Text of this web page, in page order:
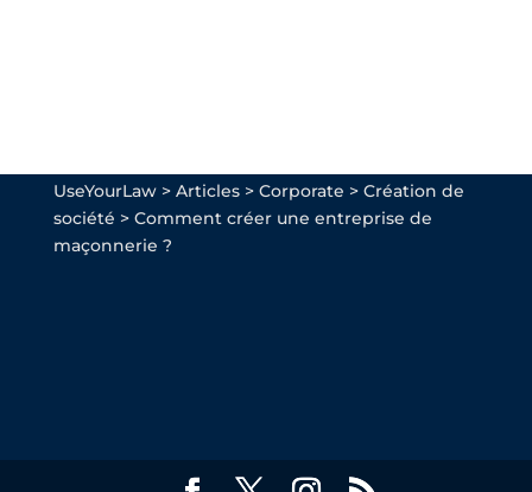
UseYourLaw> Articles> Corporate > Création de
société > Comment créer une entreprise de
maçonnerie ?